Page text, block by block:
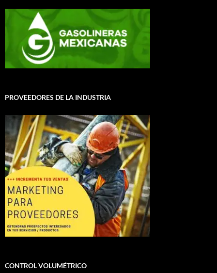
PROVEEDORES DE LA INDUSTRIA
CONTROL VOLUMÉTRICO